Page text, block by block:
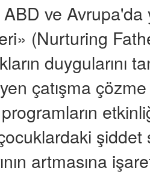
ve Avrupa'da
(Nurturing
duygularını
çatışma
artmasına